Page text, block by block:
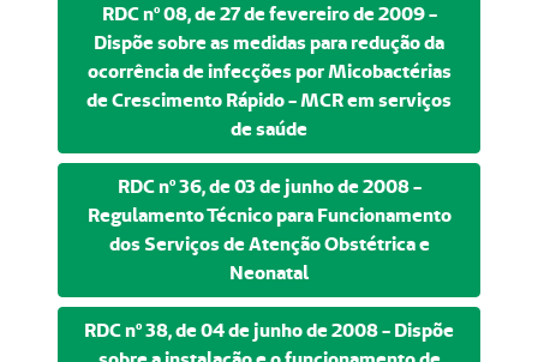
RDC nº 08, de 27 de fevereiro de 2009 -
Dispõe sobre as medidas para redução da
ocorrência de infecções por Micobactérias
de Crescimento Rápido - MCR em serviços
de saúde
RDC nº 36, de 03 de junho de 2008 -
Regulamento Técnico para Funcionamento
dos Serviços de Atenção Obstétrica e
Neonatal
RDC nº 38, de 04 de junho de 2008 - Dispõe